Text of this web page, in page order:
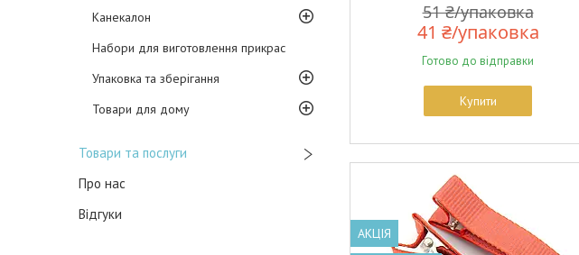
Канекалон
Набори для виготовлення прикрас
Упаковка та зберігання
Товари для дому
Товари та послуги
Про нас
Відгуки
51 ₴/упаковка
41 ₴/упаковка
Готово до відправки
Купити
АКЦІЯ